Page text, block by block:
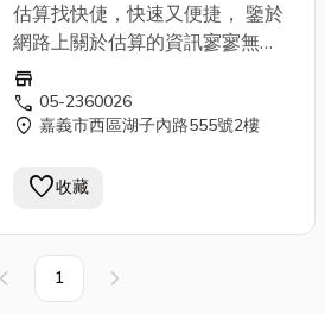
估算找快倢，快速又便捷， 鑒於
網路上關於估算的資訊寥寥無
幾，也有很多人對這塊有興趣，
所以每週會花一點時間整理，讓
有興趣的小夥伴們一窺估算面
約合同、設計圖說及一般世俗通
中，所需之品項種類、數量多寡
及單位價格，以提供發包者進行
成本控制、預算編列、招標發
store
call 05-2360026
location_on 嘉義市西區湖子內路555號2樓
favorite收藏
上一頁 1 下一頁